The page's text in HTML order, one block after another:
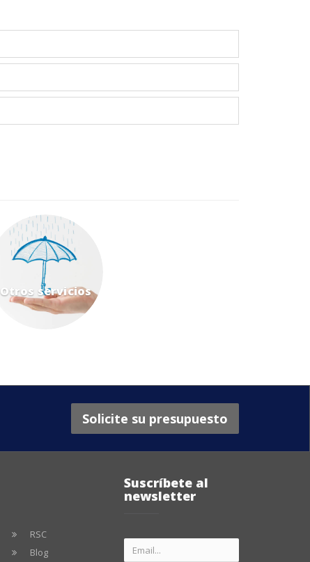
Otros servicios
Solicite su presupuesto
RSC
Blog
Suscríbete al
newsletter